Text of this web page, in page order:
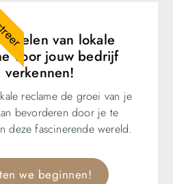
van lokale
voor jouw bedrijf
verkennen!
reclame de groei van je
bevorderen door je te
deze fascinerende wereld.
we beginnen!